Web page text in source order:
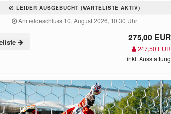
LEIDER AUSGEBUCHT (WARTELISTE AKTIV)
Anmeldeschluss 10. August 2026, 10:30 Uhr
275,00 EUR
247,50 EUR
inkl. Ausstattung